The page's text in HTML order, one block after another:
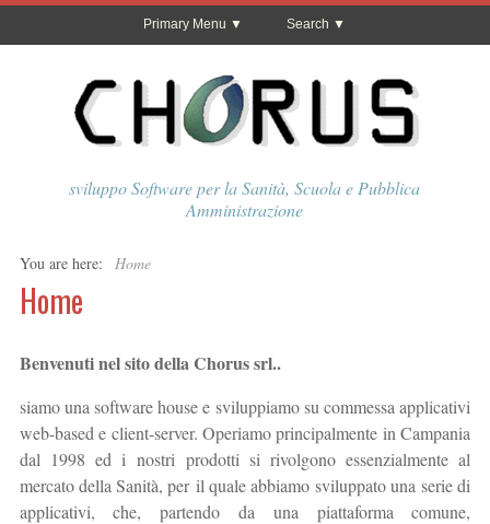
Primary Menu Search
sviluppo Software per la Sanità, Scuola e Pubblica
Amministrazione
You are here: Home
Home
Benvenuti nel sito della Chorus srl..
siamo una software house e sviluppiamo su commessa applicativi
web-based e client-server. Operiamo principalmente in Campania
dal 1998 ed i nostri prodotti si rivolgono essenzialmente al
mercato della Sanità, per il quale abbiamo sviluppato una serie di
applicativi, che, partendo da una piattaforma comune,